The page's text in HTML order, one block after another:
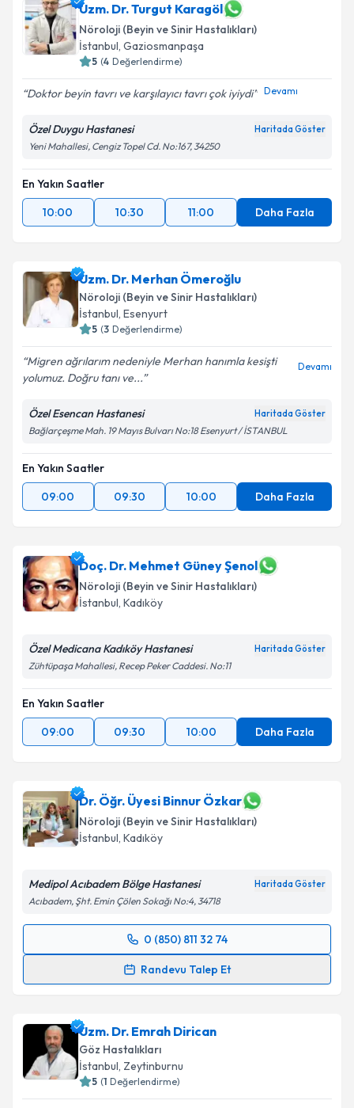
Uzm. Dr. Turgut Karagöl
Nöroloji (Beyin ve Sinir Hastalıkları)
İstanbul, Gaziosmanpaşa
5 (4 Değerlendirme)
Doktor beyin tavrı ve karşılayıcı tavrı çok iyiydi Devamı
Özel Duygu Hastanesi Haritada Göster
Yeni Mahallesi, Cengiz Topel Cd. No:167, 34250
En Yakın Saatler
10:00
10:30 11:00 Daha Fazla
Uzm. Dr. Merhan Ömeroğlu
Nöroloji (Beyin ve Sinir Hastalıkları)
İstanbul, Esenyurt
5 (3 Değerlendirme)
Migren ağrılarım nedeniyle Merhan hanımla kesişti
yolumuz. Doğru tanı ve...
Devamı
Özel Esencan Hastanesi Haritada Göster
Bağlarçeşme Mah. 19 Mayıs Bulvarı No:18 Esenyurt / İSTANBUL
En Yakın Saatler
09:00
09:30 10:00 Daha Fazla
Doç. Dr. Mehmet Güney Şenol
Nöroloji (Beyin ve Sinir Hastalıkları)
İstanbul, Kadıköy
Özel Medicana Kadıköy Hastanesi Haritada Göster
Zühtüpaşa Mahallesi, Recep Peker Caddesi. No:11
En Yakın Saatler
09:00
09:30 10:00 Daha Fazla
Dr. Öğr. Üyesi Binnur Özkar
Nöroloji (Beyin ve Sinir Hastalıkları)
İstanbul, Kadıköy
Medipol Acıbadem Bölge Hastanesi Haritada Göster
Acıbadem, Şht. Emin Çölen Sokağı No:4, 34718
0 (850) 811 32 74
Randevu Talep Et
Randevu Takvimi Talebi
için bir takvim hazırlandığında e-posta ile
bilgilendireceğiz.
E-posta Adresiniz
Uzm. Dr. Emrah Dirican
Göz Hastalıkları
İstanbul, Zeytinburnu
5 (1 Değerlendirme)